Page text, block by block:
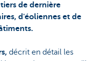
de dernière
d'éoliennes et de
décrit en détail les